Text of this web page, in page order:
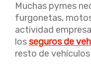
Muchas pymes
furgonetas,
actividad
losseguros de
resto de